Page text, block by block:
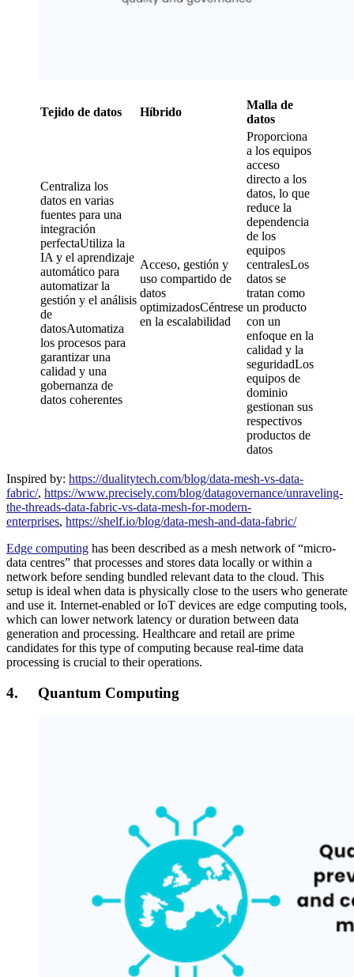
Tejido de datos Híbrido
Malla de
datos
Centraliza los
datos en varias
fuentes para una
integración
perfectaUtiliza la
IA y el aprendizaje
automático para
automatizar la
gestión y el análisis
de
datosAutomatiza
los procesos para
garantizar una
calidad y una
gobernanza de
datos coherentes
Acceso, gestión y
uso compartido de
datos
optimizadosCéntrese
en la escalabilidad
Proporciona
a los equipos
acceso
directo a los
datos, lo que
reduce la
dependencia
de los
equipos
centralesLos
datos se
tratan como
un producto
con un
enfoque en la
calidad y la
seguridadLos
equipos de
dominio
gestionan sus
respectivos
productos de
datos
Inspired by: https://dualitytech.com/blog/data-mesh-vs-data-
fabric/, https://www.precisely.com/blog/datagovernance/unraveling-
the-threads-data-fabric-vs-data-mesh-for-modern-
enterprises, https://shelf.io/blog/data-mesh-and-data-fabric/
Edge computing has been described as a mesh network of “micro-
data centres” that processes and stores data locally or within a
network before sending bundled relevant data to the cloud. This
setup is ideal when data is physically close to the users who generate
and use it. Internet-enabled or IoT devices are edge computing tools,
which can lower network latency or duration between data
generation and processing. Healthcare and retail are prime
candidates for this type of computing because real-time data
processing is crucial to their operations.
4. Quantum Computing